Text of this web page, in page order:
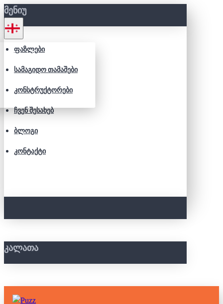
ᲛᲔᲜᲘᲣ
ᲤᲐᲖᲚᲔᲑᲘ
ᲡᲐᲛᲐᲒᲘᲓᲝ ᲗᲐᲛᲐᲨᲔᲑᲘ
ᲙᲝᲜᲡᲢᲠᲣᲥᲢᲝᲠᲔᲑᲘ
ᲩᲕᲔᲜ ᲨᲔᲡᲐᲮᲔᲑ
ᲑᲚᲝᲒᲘ
ᲙᲝᲜᲢᲐᲥᲢᲘ
ᲙᲐᲚᲐᲗᲐ